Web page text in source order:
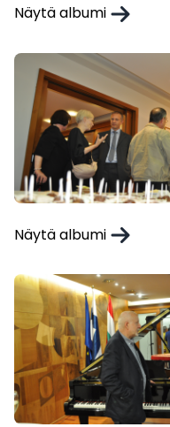
Näytä albumi
Näytä albumi